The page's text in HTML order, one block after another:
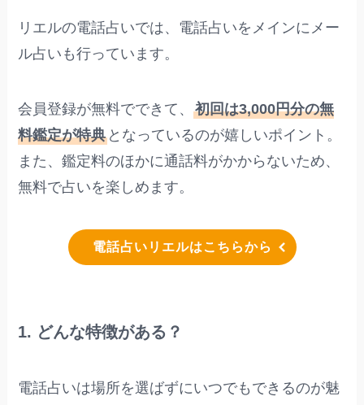
リエルの電話占いでは、電話占いをメインにメー
ル占いも行っています。
会員登録が無料でできて、初回は3,000円分の無
料鑑定が特典 となっているのが嬉しいポイント。
また、鑑定料のほかに通話料がかからないため、
無料で占いを楽しめます。
電話占いリエルはこちらから
1. どんな特徴がある？
電話占いは場所を選ばずにいつでもできるのが魅